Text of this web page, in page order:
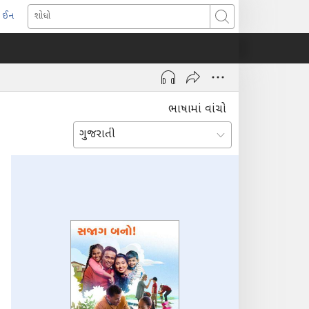
ઈન
શોધો
ભાષામાં વાંચો